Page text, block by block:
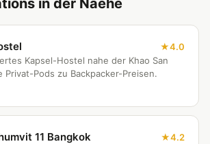
in der Naehe
4.0
Kapsel-Hostel nahe der Khao San
Privat-Pods zu Backpacker-Preisen.
11 Bangkok
4.2